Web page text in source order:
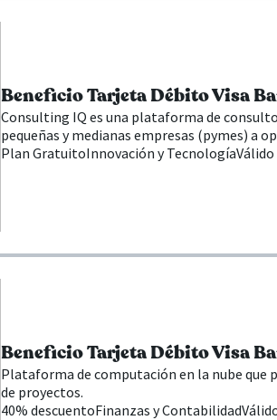
Beneficio Tarjeta Débito Visa
Consulting IQ es una plataforma de
pequeñas y medianas empresas (pymes) a
Plan GratuitoInnovación y TecnologíaVálido
Beneficio Tarjeta Débito Visa
Plataforma de computación en la nube que
de proyectos.
40% descuentoFinanzas y Contabilidad